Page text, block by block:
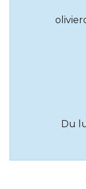
Du